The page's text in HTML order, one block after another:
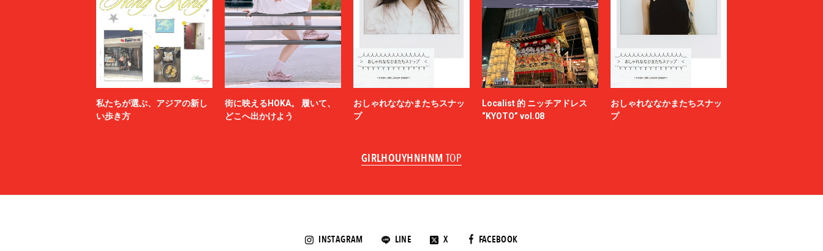
私たちが選ぶ、アジアの新し
い歩き方
街に映えるHOKA。 履いて、
どこへ出かけよう
おしゃれななかまたちスナッ
プ
Localist 的 ニッチアドレス
“KYOTO” vol.08
おしゃれななかまたちスナッ
プ
GIRLHOUYHNHNM TOP
INSTAGRAM LINE X FACEBOOK